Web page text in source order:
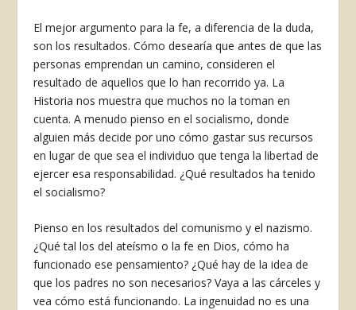
El mejor argumento para la fe, a diferencia de la duda,
son los resultados. Cómo desearía que antes de que las
personas emprendan un camino, consideren el
resultado de aquellos que lo han recorrido ya. La
Historia nos muestra que muchos no la toman en
cuenta. A menudo pienso en el socialismo, donde
alguien más decide por uno cómo gastar sus recursos
en lugar de que sea el individuo que tenga la libertad de
ejercer esa responsabilidad. ¿Qué resultados ha tenido
el socialismo?
Pienso en los resultados del comunismo y el nazismo.
¿Qué tal los del ateísmo o la fe en Dios, cómo ha
funcionado ese pensamiento? ¿Qué hay de la idea de
que los padres no son necesarios? Vaya a las cárceles y
vea cómo está funcionando. La ingenuidad no es una